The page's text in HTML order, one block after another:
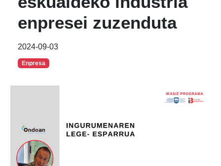
enpresei zuzenduta
2024-09-03
Enpresa